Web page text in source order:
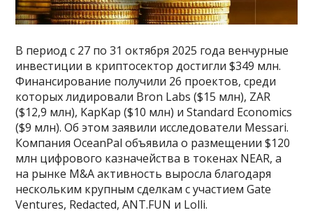
В период с 27 по 31 октября 2025 года венчурные
инвестиции в криптосектор достигли $349 млн.
Финансирование получили 26 проектов, среди
которых лидировали Bron Labs ($15 млн), ZAR
($12,9 млн), KapKap ($10 млн) и Standard Economics
($9 млн). Об этом заявили исследователи Messari.
Компания OceanPal объявила о размещении $120
млн цифрового казначейства в токенах NEAR, а
на рынке M&A активность выросла благодаря
нескольким крупным сделкам с участием Gate
Ventures, Redacted, ANT.FUN и Lolli.